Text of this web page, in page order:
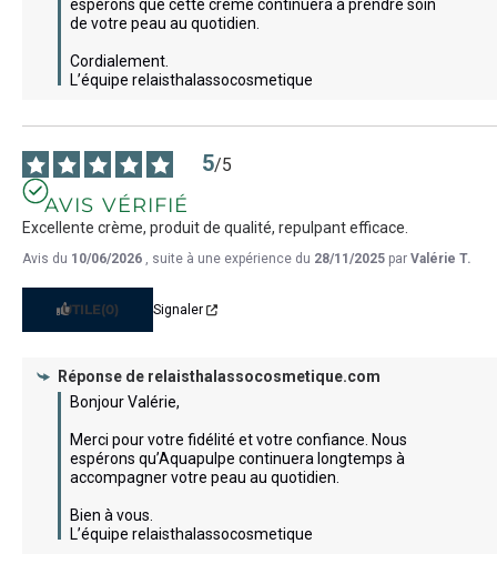
espérons que cette crème continuera à prendre soin
de votre peau au quotidien.
Cordialement.
L’équipe relaisthalassocosmetique
5/5
AVIS VÉRIFIÉ
Excellente crème, produit de qualité, repulpant efficace.
Avis du 10/06/2026 , suite à une expérience du 28/11/2025 par Valérie T.
UTILE(0) Signaler
Réponse de relaisthalassocosmetique.com
Bonjour Valérie,
Merci pour votre fidélité et votre confiance. Nous
espérons qu’Aquapulpe continuera longtemps à
accompagner votre peau au quotidien.
Bien à vous.
L’équipe relaisthalassocosmetique